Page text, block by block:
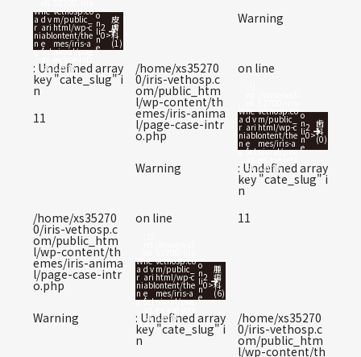
W
a
r
ni
n
g
ne
d v
ari
abl
e
$cl
s i
n
vethosp.co
m/public_
html/wp-c
ontent/the
mes/iris-a
nimal/pag
o.php
o
n
li
n
e
2
0>
皮
膚
科
(1)
Warning
: Undefined array
key "cate_slug" i
n
/home/xs35270
0/iris-vethosp.c
om/public_htm
l/wp-content/th
emes/iris-anima
l/page-case-intr
o.php
on line
11 W
a
r
ni
n
g
ne
d v
ari
abl
e
$cl
s i
n
vethosp.co
m/public_
html/wp-c
ontent/the
mes/iris-a
nimal/pag
o.php
o
n
li
n
e
2
0>
歯
科
(0)
Warning : Undefined array
key "cate_slug" i
n
/home/xs35270
0/iris-vethosp.c
om/public_htm
l/wp-content/th
emes/iris-anima
l/page-case-intr
o.php
on line 11
W
a
r
ni
n
g
ne
d v
ari
abl
e
$cl
s i
n
vethosp.co
m/public_
html/wp-c
ontent/the
mes/iris-a
nimal/pag
o.php
o
n
li
n
e
2
0>
腫
瘍
科
(6)
Warning : Undefined array
key "cate_slug" i
n
/home/xs35270
0/iris-vethosp.c
om/public_htm
l/wp-content/th